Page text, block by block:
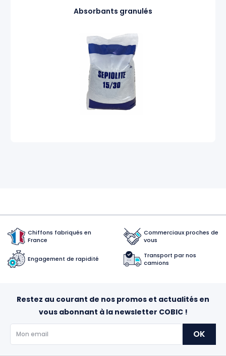
Absorbants granulés
Chiffons fabriqués en
France
Commerciaux proches de
vous
Engagement de rapidité
Transport par nos
camions
Restez au courant de nos promos et actualités en
vous abonnant à la newsletter COBIC !